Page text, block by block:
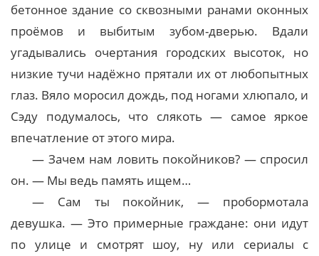
бетонное здание со сквозными ранами оконных
проёмов и выбитым зубом-дверью. Вдали
угадывались очертания городских высоток, но
низкие тучи надёжно прятали их от любопытных
глаз. Вяло моросил дождь, под ногами хлюпало, и
Сэду подумалось, что слякоть — самое яркое
впечатление от этого мира.
— Зачем нам ловить покойников? — спросил
он. — Мы ведь память ищем…
— Сам ты покойник, — пробормотала
девушка. — Это примерные граждане: они идут
по улице и смотрят шоу, ну или сериалы с